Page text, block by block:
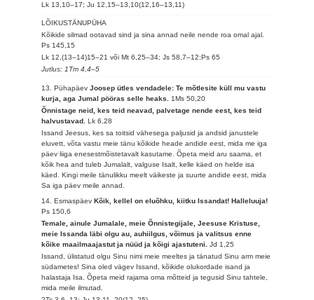
Lk 13,10–17; Ju 12,15–13,10(12,16–13,11)
LÕIKUSTÄNUPÜHA
Kõikide silmad ootavad sind ja sina annad neile nende roa omal ajal.
Ps 145,15
Lk 12,(13–14)15–21 või Mt 6,25–34; Js 58,7–12;Ps 65
Jutlus: 1Tm 4,4–5
13. PühapäevJoosep ütles vendadele: Te mõtlesite küll mu vastu
kurja, aga Jumal pööras selle heaks. 1Ms 50,20
Õnnistage neid, kes teid neavad, palvetage nende eest, kes teid
halvustavad.Lk 6,28
Issand Jeesus, kes sa toitsid vähesega paljusid ja andsid janustele
eluvett, võta vastu meie tänu kõikide heade andide eest, mida me iga
päev liiga enesestmõistetavalt kasutame. Õpeta meid aru saama, et
kõik hea and tuleb Jumalalt, valguse Isalt, kelle käed on helde isa
käed. Kingi meile tänulikku meelt väikeste ja suurte andide eest, mida
Sa iga päev meile annad.
14. EsmaspäevKõik, kellel on eluõhku, kiitku Issandat! Halleluuja!
Ps 150,6
Temale, ainule Jumalale, meie Õnnistegijale, Jeesuse Kristuse,
meie Issanda läbi olgu au, auhiilgus, võimus ja valitsus enne
kõike maailmaajastut ja nüüd ja kõigi ajastuteni.Jd 1,25
Issand, ülistatud olgu Sinu nimi meie meeltes ja tänatud Sinu arm meie
südametes! Sina oled vägev Issand, kõikide olukordade isand ja
halastaja Isa. Õpeta meid rajama oma mõtteid ja tegusid Sinu tahtele,
mida meile ilmutad.